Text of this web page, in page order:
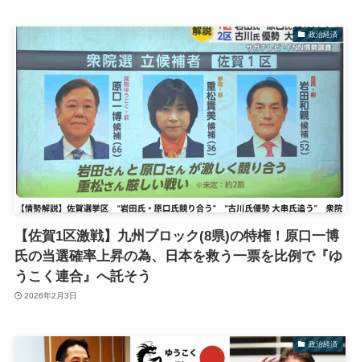
政治経済
【佐賀1区激戦】九州ブロック(8県)の特権！原口一博
氏の当選確率上昇の為、日本を救う一票を比例で『ゆ
うこく連合』へ託そう
2026年2月3日
政治経済